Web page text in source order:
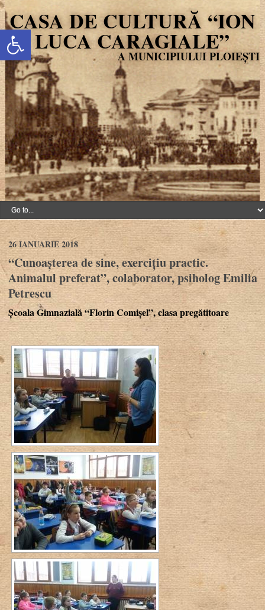
Deschide bara de unelte
CASA DE CULTURĂ “ION
LUCA CARAGIALE”
26 IANUARIE 2018
“Cunoașterea de sine, exercițiu practic.
Animalul preferat”, colaborator, psiholog Emilia
Petrescu
Școala Gimnazială “Florin Comișel”, clasa pregătitoare